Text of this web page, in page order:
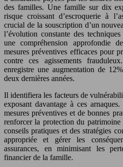
des familles. Une famille sur dix
risque croissant d’escroquerie à
crucial de la souscription d’un
l’évolution constante des
une compréhension approfondie
mesures préventives efficaces pour
contre ces agissements
enregistre une augmentation de
deux dernières années.
Il identifiera les facteurs de
exposant davantage à ces
mesures préventives et de bonnes
renforcer la protection du
conseils pratiques et des stratégies
appropriée et gérer les
assurances, en minimisant les
financier de la famille.